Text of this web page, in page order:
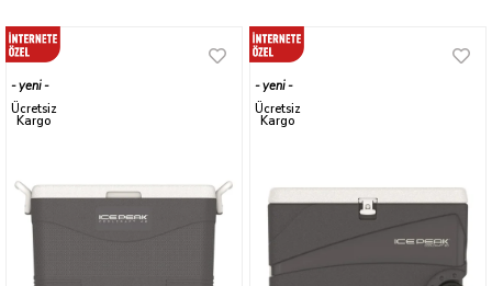
yeni
ürün
Ücretsiz
Kargo
yeni
ürün
Ücretsiz
Kargo